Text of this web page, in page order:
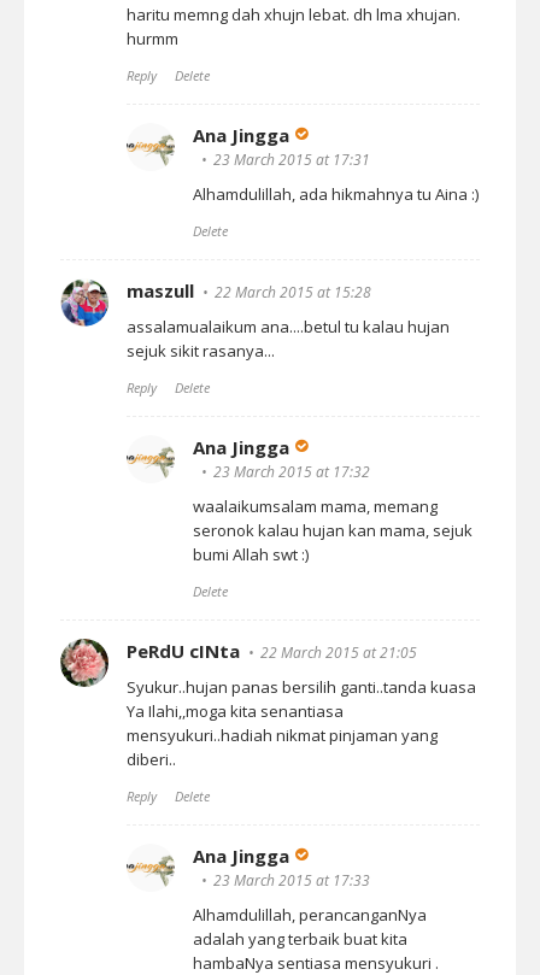
haritu memng dah xhujn lebat. dh lma xhujan.
hurmm
Reply Delete
Ana Jingga
23 March 2015 at 17:31
Alhamdulillah, ada hikmahnya tu Aina :)
Delete
maszull 22 March 2015 at 15:28
assalamualaikum ana....betul tu kalau hujan
sejuk sikit rasanya...
Reply Delete
Ana Jingga
23 March 2015 at 17:32
waalaikumsalam mama, memang
seronok kalau hujan kan mama, sejuk
bumi Allah swt :)
Delete
PeRdU cINta 22 March 2015 at 21:05
Syukur..hujan panas bersilih ganti..tanda kuasa
Ya Ilahi,,moga kita senantiasa
mensyukuri..hadiah nikmat pinjaman yang
diberi..
Reply Delete
Ana Jingga
23 March 2015 at 17:33
Alhamdulillah, perancanganNya
adalah yang terbaik buat kita
hambaNya sentiasa mensyukuri .